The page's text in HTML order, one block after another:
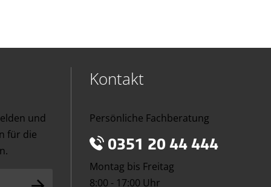
und
für die
Kontakt
Persönliche Fachberatung
0351 20 44 444
Montag bis Freitag
8:00 - 17:00 Uhr